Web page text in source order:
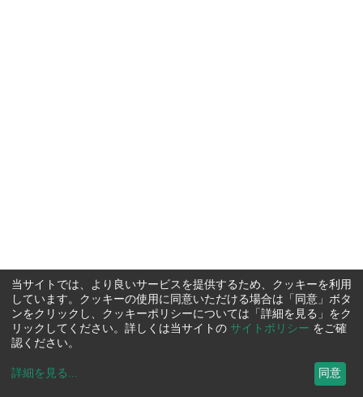
当サイトでは、より良いサービスを提供するため、クッキーを利用
しています。クッキーの使用に同意いただける場合は「同意」ボタ
ンをクリックし、クッキーポリシーについては「詳細を見る」をク
リックしてください。詳しくは当サイトの サイトポリシー をご確
認ください。
詳細を見る ... 同意